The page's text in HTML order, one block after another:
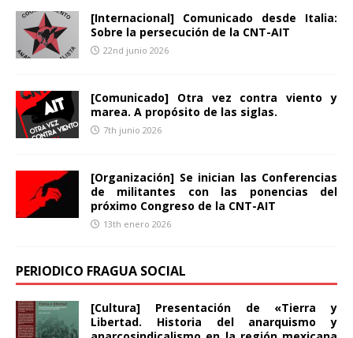
[Internacional] Comunicado desde Italia:
Sobre la persecución de la CNT-AIT
22nd junio 2026
[Comunicado] Otra vez contra viento y
marea. A propósito de las siglas.
7th junio 2026
[Organización] Se inician las Conferencias
de militantes con las ponencias del
próximo Congreso de la CNT-AIT
13th enero 2026
PERIODICO FRAGUA SOCIAL
[Cultura] Presentación de «Tierra y
Libertad. Historia del anarquismo y